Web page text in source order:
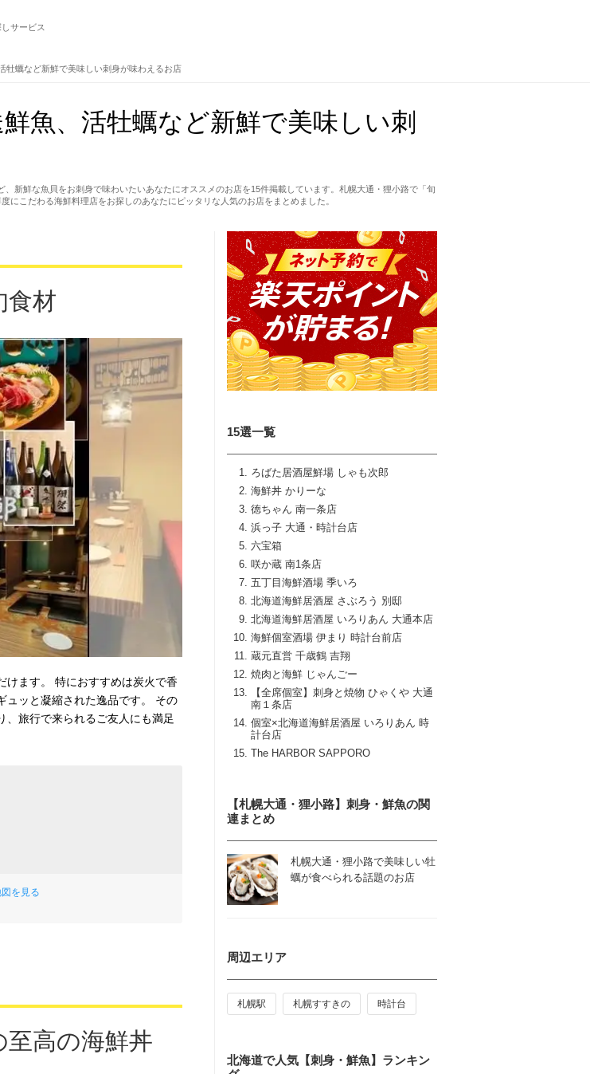
サービス
牡蠣など新鮮で美味しい刺身が味わえるお店
魚、活牡蠣など新鮮で美味しい刺
新鮮な魚貝をお刺身で味わいたいあなたにオススメのお店を15件掲載しています。札幌大通・狸小路で「旬
こだわる海鮮料理店をお探しのあなたにピッタリな人気のお店をまとめました。
15選一覧
ろばた居酒屋鮮場 しゃも次郎
海鮮丼 かりーな
徳ちゃん 南一条店
浜っ子 大通・時計台店
六宝箱
咲か蔵 南1条店
五丁目海鮮酒場 季いろ
北海道海鮮居酒屋 さぶろう 別邸
北海道海鮮居酒屋 いろりあん 大通本店
海鮮個室酒場 伊まり 時計台前店
蔵元直営 千歳鶴 吉翔
焼肉と海鮮 じゃんごー
【全席個室】刺身と焼物 ひゃくや 大通
南１条店
個室×北海道海鮮居酒屋 いろりあん 時
計台店
The HARBOR SAPPORO
食材
けます。 特におすすめは炭火で香
ュッと凝縮された逸品です。 その
、旅行で来られるご友人にも満足
を見る
至高の海鮮丼
【札幌大通・狸小路】刺身・鮮魚の関
連まとめ
札幌大通・狸小路で美味しい牡
蠣が食べられる話題のお店
周辺エリア
札幌駅 札幌すすきの 時計台
北海道で人気【刺身・鮮魚】ランキン